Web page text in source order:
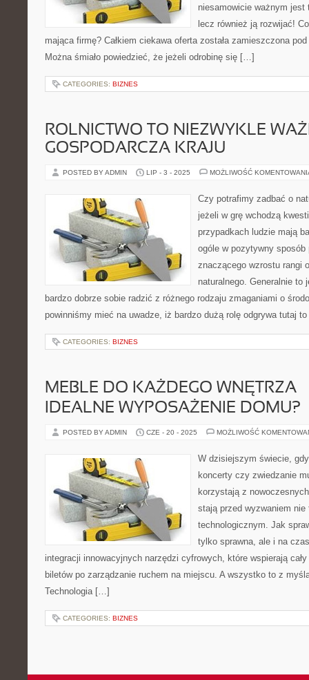
niesamowicie ważnym
lecz również ją rozwijać!
mająca firmę? Całkiem ciekawa oferta została zamieszczona
Można śmiało powiedzieć, że jeżeli odrobinę się […]
CATEGORIES: BIZNES
ROLNICTWO TO NIEZWYKLE
GOSPODARCZA KRAJU
POSTED BY ADMIN LIP - 3 - 2025 MOŻLIWOŚĆ
Czy potrafimy zadbać o
jeżeli w grę wchodzą
przypadkach ludzie mają
ogóle w pozytywny
znaczącego wzrostu rangi
naturalnego. Generalnie
bardzo dobrze sobie radzić z różnego rodzaju zmaganiami o
powinniśmy mieć na uwadze, iż bardzo dużą rolę odgrywa tutaj
CATEGORIES: BIZNES
MEBLE DO KAŻDEGO WNĘTRZA
IDEALNE WYPOSAŻENIE DOMU?
POSTED BY ADMIN CZE - 20 - 2025 MOŻLIWOŚĆ
W dzisiejszym świecie,
koncerty czy zwiedzanie
korzystają z
stają przed wyzwaniem
technologicznym. Jak
tylko sprawna, ale i na
integracji innowacyjnych narzędzi cyfrowych, które wspierają
biletów po zarządzanie ruchem na miejscu. A wszystko to z
Technologia […]
CATEGORIES: BIZNES